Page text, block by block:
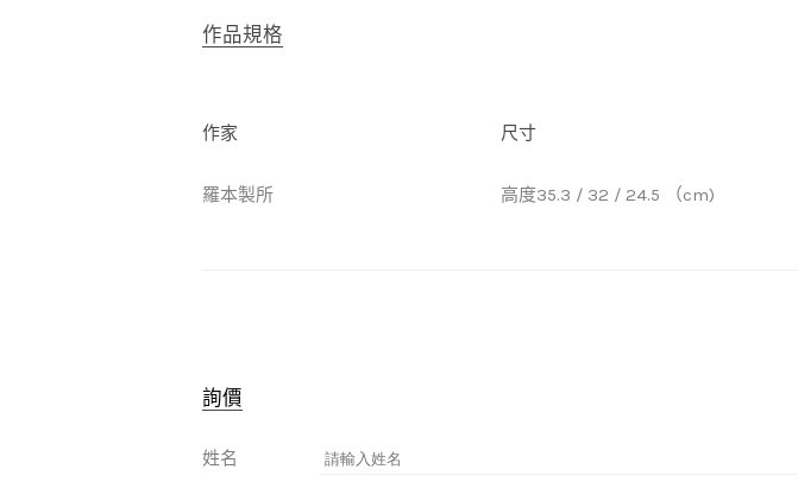
作品規格
作家
羅本製所
尺寸
高度35.3 / 32 / 24.5 （cm)
詢價
姓名